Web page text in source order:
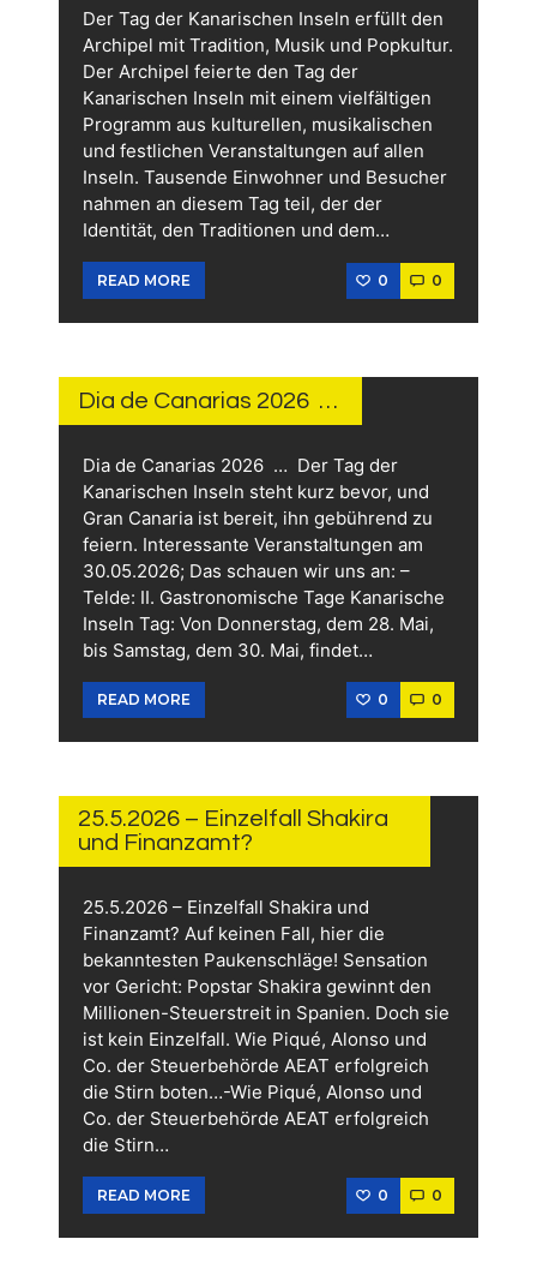
Der Tag der Kanarischen Inseln erfüllt den
Archipel mit Tradition, Musik und Popkultur.
Der Archipel feierte den Tag der
Kanarischen Inseln mit einem vielfältigen
Programm aus kulturellen, musikalischen
und festlichen Veranstaltungen auf allen
Inseln. Tausende Einwohner und Besucher
nahmen an diesem Tag teil, der der
Identität, den Traditionen und dem…
READ MORE 0 0
Dia de Canarias 2026 …
Dia de Canarias 2026 … Der Tag der
Kanarischen Inseln steht kurz bevor, und
Gran Canaria ist bereit, ihn gebührend zu
feiern. Interessante Veranstaltungen am
30.05.2026; Das schauen wir uns an: –
Telde: II. Gastronomische Tage Kanarische
Inseln Tag: Von Donnerstag, dem 28. Mai,
bis Samstag, dem 30. Mai, findet…
READ MORE 0 0
2026
25.5.2026 – Einzelfall Shakira
und Finanzamt?
25.5.2026 – Einzelfall Shakira und
Finanzamt? Auf keinen Fall, hier die
bekanntesten Paukenschläge! Sensation
vor Gericht: Popstar Shakira gewinnt den
Millionen-Steuerstreit in Spanien. Doch sie
ist kein Einzelfall. Wie Piqué, Alonso und
Co. der Steuerbehörde AEAT erfolgreich
die Stirn boten…-Wie Piqué, Alonso und
Co. der Steuerbehörde AEAT erfolgreich
die Stirn…
READ MORE 0 0